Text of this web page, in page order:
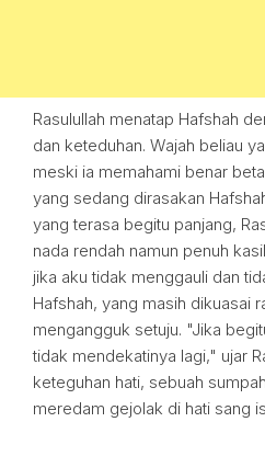
Rasulullah menatap Hafshah
dan keteduhan. Wajah beliau
meski ia memahami benar
yang sedang dirasakan
yang terasa begitu panjang,
nada rendah namun penuh
jika aku tidak menggauli dan
Hafshah, yang masih dikuasai
mengangguk setuju. "Jika
tidak mendekatinya lagi," ujar
keteguhan hati, sebuah
meredam gejolak di hati sang